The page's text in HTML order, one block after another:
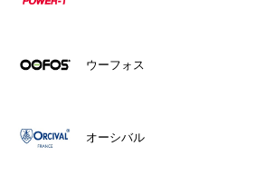
ウーフォス
オーシバル